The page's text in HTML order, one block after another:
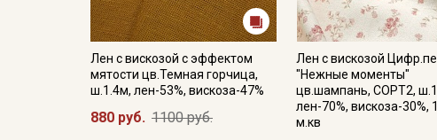
Лен с вискозой с эффектом
мятости цв.Темная горчица,
ш.1.4м, лен-53%, вискоза-47%
880 руб. 1100 руб.
Лен с вискозой
"Нежные моменты"
цв.шампань, СОРТ2,
лен-70%, вискоза-30%,
м.кв